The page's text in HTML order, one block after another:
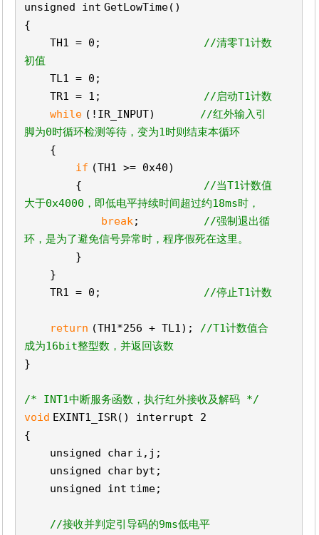
unsigned int GetLowTime()
{
TH1 = 0; //清零T1计数
初值
TL1 = 0;
TR1 = 1; //启动T1计数
while (!IR_INPUT) //红外输入引
脚为0时循环检测等待，变为1时则结束本循环
{
if (TH1 >= 0x40)
{ //当T1计数值
大于0x4000，即低电平持续时间超过约18ms时，
break; //强制退出循
环，是为了避免信号异常时，程序假死在这里。
}
}
TR1 = 0; //停止T1计数
return (TH1*256 + TL1); //T1计数值合
成为16bit整型数，并返回该数
}
/* INT1中断服务函数，执行红外接收及解码 */
void EXINT1_ISR() interrupt 2
{
unsigned char i,j;
unsigned char byt;
unsigned int time;
//接收并判定引导码的9ms低电平